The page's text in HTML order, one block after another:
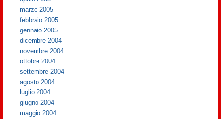
marzo 2005
febbraio 2005
gennaio 2005
dicembre 2004
novembre 2004
ottobre 2004
settembre 2004
agosto 2004
luglio 2004
giugno 2004
maggio 2004